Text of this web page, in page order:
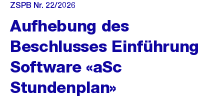
ZSPB Nr. 22/2026
Aufhebung des
Beschlusses Einführung
Software «aSc
Stundenplan»